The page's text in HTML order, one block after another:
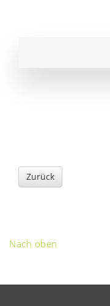
Nach oben